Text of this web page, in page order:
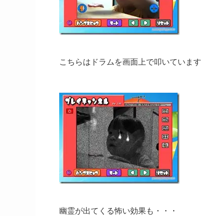
こちらはドラムを画面上で叩いています
幽霊が出てくる怖い効果も・・・